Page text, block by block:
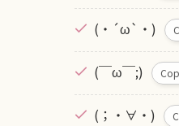
(・´ω`・)
(￣ω￣;)
(；・∀・)